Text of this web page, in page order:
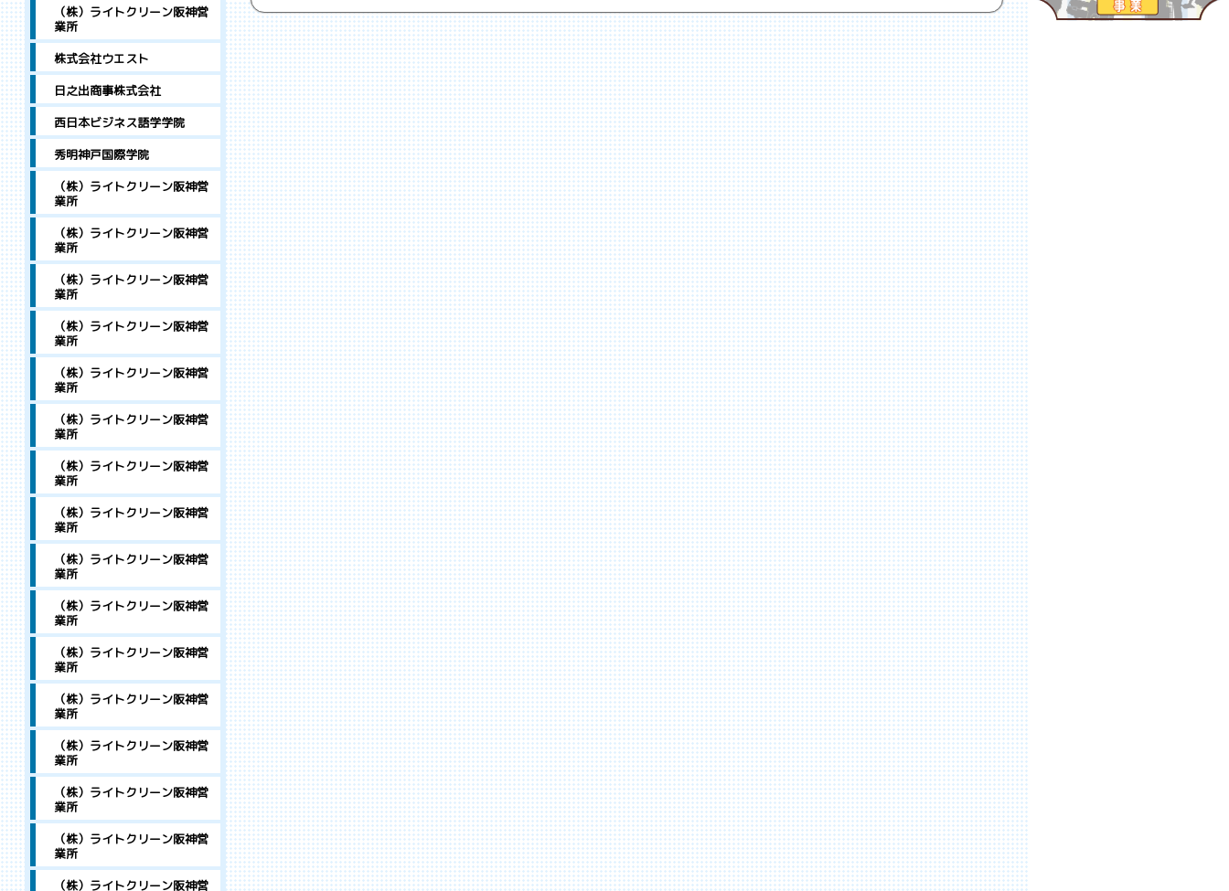
（株）ライトクリーン阪神営
業所
株式会社ウエスト
日之出商事株式会社
西日本ビジネス語学学院
秀明神戸国際学院
（株）ライトクリーン阪神営
業所
（株）ライトクリーン阪神営
業所
（株）ライトクリーン阪神営
業所
（株）ライトクリーン阪神営
業所
（株）ライトクリーン阪神営
業所
（株）ライトクリーン阪神営
業所
（株）ライトクリーン阪神営
業所
（株）ライトクリーン阪神営
業所
（株）ライトクリーン阪神営
業所
（株）ライトクリーン阪神営
業所
（株）ライトクリーン阪神営
業所
（株）ライトクリーン阪神営
業所
（株）ライトクリーン阪神営
業所
（株）ライトクリーン阪神営
業所
（株）ライトクリーン阪神営
業所
（株）ライトクリーン阪神営